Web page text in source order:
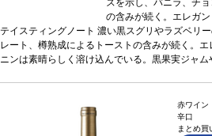
ズを示し、バニラ、チ
の含みが続く。エレガ
素晴らしく溶け込んで
も漂い、ローストやチ
合う料理 ソース添えの
テイスティングノート 濃い黒スグリやラズベリ
レート、樽熟成によるトーストの含みが続く。
ニンは素晴らしく溶け込んでいる。黒果実ジャ
ヴェードル 30%、グルナッシュ 20%、カリニャ
赤ワイン
辛口
まとめ買